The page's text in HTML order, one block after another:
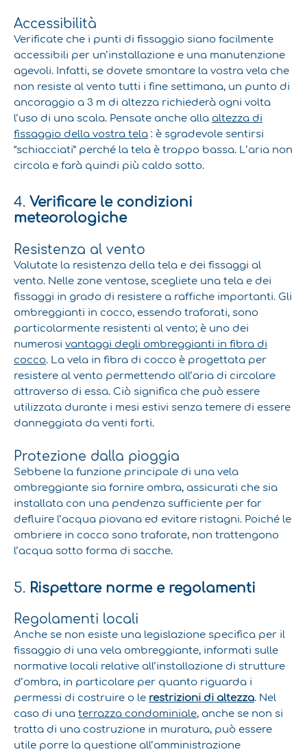
Accessibilità
Verificate che i punti di fissaggio siano facilmente
accessibili per un’installazione e una manutenzione
agevoli. Infatti, se dovete smontare la vostra vela che
non resiste al vento tutti i fine settimana, un punto di
ancoraggio a 3 m di altezza richiederà ogni volta
l’uso di una scala. Pensate anche alla altezza di
fissaggio della vostra tela : è sgradevole sentirsi
“schiacciati” perché la tela è troppo bassa. L’aria non
circola e farà quindi più caldo sotto.
4. Verificare le condizioni
meteorologiche
Resistenza al vento
Valutate la resistenza della tela e dei fissaggi al
vento. Nelle zone ventose, scegliete una tela e dei
fissaggi in grado di resistere a raffiche importanti. Gli
ombreggianti in cocco, essendo traforati, sono
particolarmente resistenti al vento; è uno dei
numerosi vantaggi degli ombreggianti in fibra di
cocco. La vela in fibra di cocco è progettata per
resistere al vento permettendo all’aria di circolare
attraverso di essa. Ciò significa che può essere
utilizzata durante i mesi estivi senza temere di essere
danneggiata da venti forti.
Protezione dalla pioggia
Sebbene la funzione principale di una vela
ombreggiante sia fornire ombra, assicurati che sia
installata con una pendenza sufficiente per far
defluire l’acqua piovana ed evitare ristagni. Poiché le
ombriere in cocco sono traforate, non trattengono
l’acqua sotto forma di sacche.
5. Rispettare norme e regolamenti
Regolamenti locali
Anche se non esiste una legislazione specifica per il
fissaggio di una vela ombreggiante, informati sulle
normative locali relative all’installazione di strutture
d’ombra, in particolare per quanto riguarda i
permessi di costruire o le restrizioni di altezza. Nel
caso di una terrazza condominiale, anche se non si
tratta di una costruzione in muratura, può essere
utile porre la questione all’amministrazione